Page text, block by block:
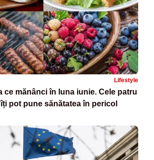
Lifestyle
ce mănânci în luna iunie. Cele patru
pot pune sănătatea în pericol